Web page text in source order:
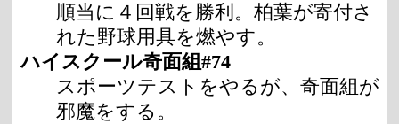
順当に４回戦を勝利。柏葉が寄付さ
れた野球用具を燃やす。
ハイスクール奇面組#74
スポーツテストをやるが、奇面組が
邪魔をする。